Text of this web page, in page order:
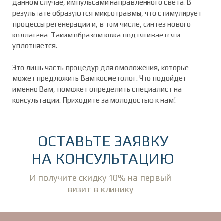
данном случае, импульсами направленного света. В
результате образуются микротравмы, что стимулирует
процессы регенерации и, в том числе, синтез нового
коллагена. Таким образом кожа подтягивается и
уплотняется.
Это лишь часть процедур для омоложения, которые
может предложить Вам косметолог. Что подойдет
именно Вам, поможет определить специалист на
консультации. Приходите за молодостью к нам!
И получите скидку 10% на первый
визит в клинику
ОСТАВЬТЕ ЗАЯВКУ
НА КОНСУЛЬТАЦИЮ